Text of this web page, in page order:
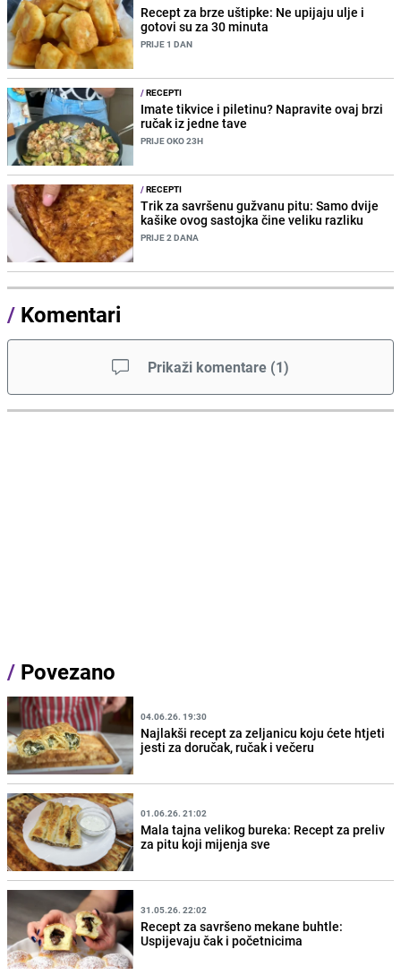
Recept za brze uštipke: Ne upijaju ulje i
gotovi su za 30 minuta
PRIJE 1 DAN
/RECEPTI
Imate tikvice i piletinu? Napravite ovaj brzi
ručak iz jedne tave
PRIJE OKO 23H
/RECEPTI
Trik za savršenu gužvanu pitu: Samo dvije
kašike ovog sastojka čine veliku razliku
PRIJE 2 DANA
/ Komentari
Prikaži komentare (1)
/ Povezano
04.06.26. 19:30
Najlakši recept za zeljanicu koju ćete htjeti
jesti za doručak, ručak i večeru
01.06.26. 21:02
Mala tajna velikog bureka: Recept za preliv
za pitu koji mijenja sve
31.05.26. 22:02
Recept za savršeno mekane buhtle:
Uspijevaju čak i početnicima